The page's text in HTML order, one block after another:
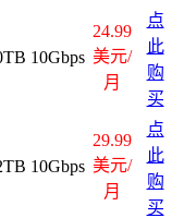
10Gbps
24.99
美元/
月
点
此
购
买
10Gbps
29.99
美元/
月
点
此
购
买